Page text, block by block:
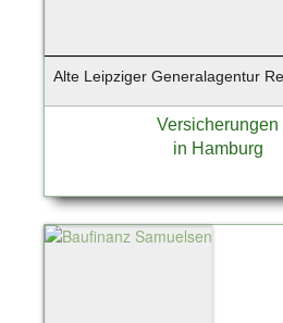
Alte Leipziger Generalagentur
Versicherungen
in Hamburg